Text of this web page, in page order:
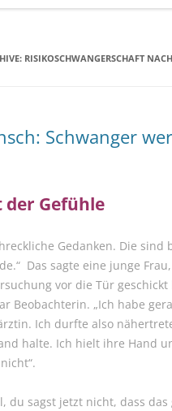
RISIKOSCHWANGERSCHAFT
Schwanger
der Gefühle
Gedanken. Die
Das sagte eine junge
vor die Tür
Beobachterin. „Ich habe
Ich durfte also
halte. Ich hielt ihre Hand
du sagst jetzt nicht, dass